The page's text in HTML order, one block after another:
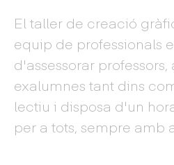
El taller de creació
equip de professionals
d'assessorar professors,
exalumnes tant dins
lectiu i disposa d'un
per a tots, sempre amb